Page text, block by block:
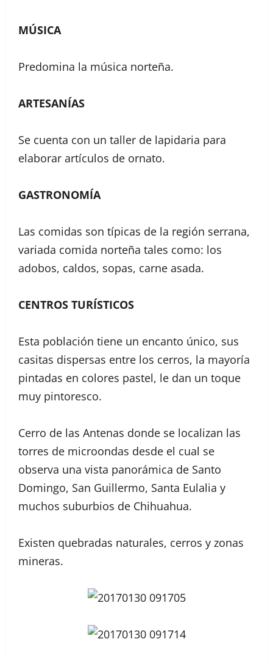
MÚSICA
Predomina la música norteña.
ARTESANÍAS
Se cuenta con un taller de lapidaria para
elaborar artículos de ornato.
GASTRONOMÍA
Las comidas son típicas de la región serrana,
variada comida norteña tales como: los
adobos, caldos, sopas, carne asada.
CENTROS TURÍSTICOS
Esta población tiene un encanto único, sus
casitas dispersas entre los cerros, la mayoría
pintadas en colores pastel, le dan un toque
muy pintoresco.
Cerro de las Antenas donde se localizan las
torres de microondas desde el cual se
observa una vista panorámica de Santo
Domingo, San Guillermo, Santa Eulalia y
muchos suburbios de Chihuahua.
Existen quebradas naturales, cerros y zonas
mineras.